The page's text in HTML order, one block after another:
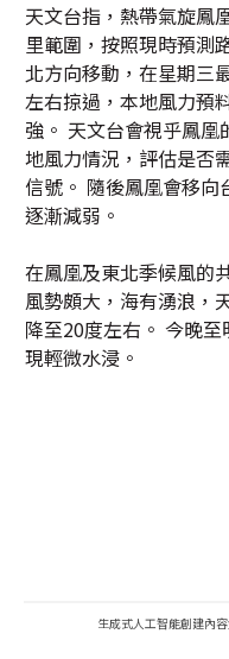
天文台指，熱帶氣旋鳳
里範圍，按照現時預測
北方向移動，在星期三
左右掠過，本地風力預
強。 天文台會視乎鳳
地風力情況，評估是否
信號。 隨後鳳凰會移
逐漸減弱。
在鳳凰及東北季候風的
風勢頗大，海有湧浪，
降至20度左右。 今晚
現輕微水浸。
生成式人工智能創建內